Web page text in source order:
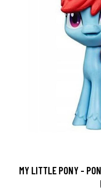
MY LITTLE PONY -